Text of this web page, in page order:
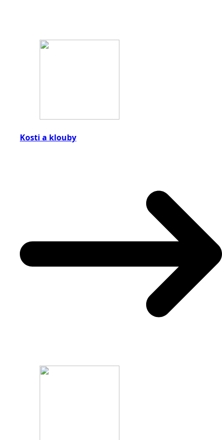
Kosti a klouby